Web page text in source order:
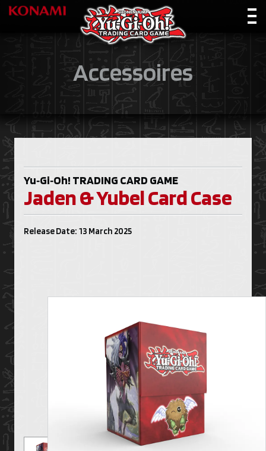
Accessoires
Yu‑Gi‑Oh! TRADING CARD GAME
Jaden & Yubel Card Case
Release Date: 13 March 2025